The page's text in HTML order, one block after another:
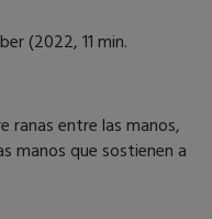
(2022, 11 min.
ranas entre las manos,
manos que sostienen a